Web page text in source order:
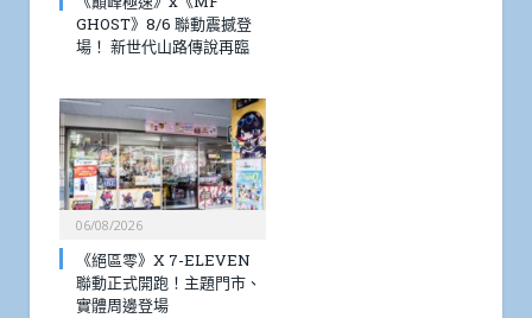
GHOST》8/6 聯動震撼登
場！ 新世代山路傳說再臨
06/08/2026
《絕區零》X 7-ELEVEN
聯動正式開跑！主題門市、
實體周邊登場